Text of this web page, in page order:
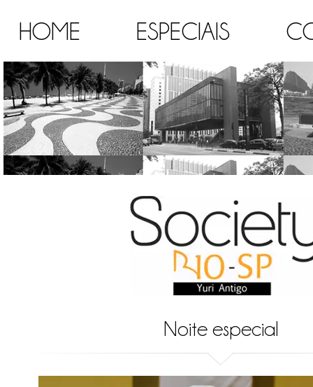
HOME ESPECIAIS
Noite especial